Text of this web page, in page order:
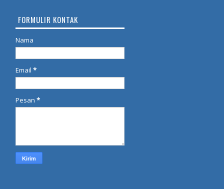
FORMULIR KONTAK
Nama
Email *
Pesan *